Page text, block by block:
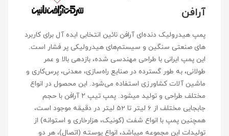
آرافن
پمپ هیدرولیک دنده‌ای آرافن نائین انتخابی ایده‌ آل برای کاربرد
های صنعتی سنگین و سیستم‌های هیدرولیکی پر‌ فشار است.
این پمپ ایرانی با طراحی مهندسی‌ شده، بازدهی بالا و عمر
طولانی، به‌ طور گسترده در صنایع راه‌سازی، معدنی، پرس‌کاری و
ماشین‌ آلات کشاورزی استفاده می‌شود. این محصول در انواع
مختلف طراحی و تولید میشود. پمپ تیپ ۲ آرافن با حجم
جابجایی مختلف از 6 لیتر تا 52 لیتر در دقیقه موجود است،
همچنین پمپ با انواع شفت (کونیک، هزارخاری و استوانه) از
تولیدات این مجموعه میباشد، انواع پوسته (اتصال)، هر دو